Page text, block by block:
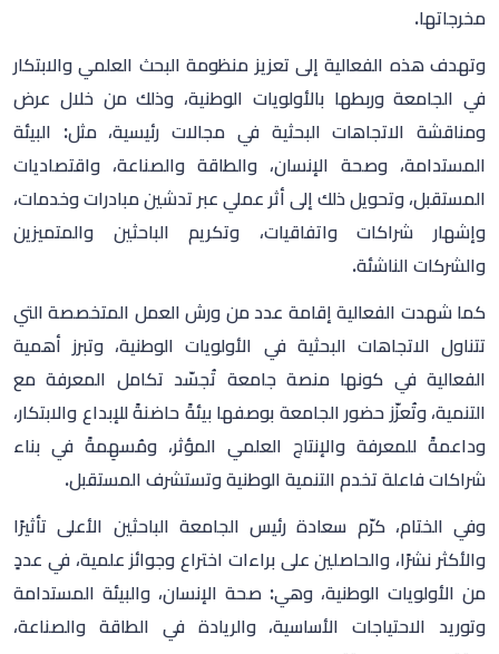
مخرجاتها.
وتهدف هذه الفعالية إلى تعزيز منظومة البحث العلمي والابتكار
في الجامعة وربطها بالأولويات الوطنية، وذلك من خلال عرض
ومناقشة الاتجاهات البحثية في مجالات رئيسية، مثل: البيئة
المستدامة، وصحة الإنسان، والطاقة والصناعة، واقتصاديات
المستقبل، وتحويل ذلك إلى أثر عملي عبر تدشين مبادرات وخدمات،
وإشهار شراكات واتفاقيات، وتكريم الباحثين والمتميزين
والشركات الناشئة.
كما شهدت الفعالية إقامة عدد من ورش العمل المتخصصة التي
تتناول الاتجاهات البحثية في الأولويات الوطنية، وتبرز أهمية
الفعالية في كونها منصة جامعة تُجسّد تكامل المعرفة مع
التنمية، وتُعزّز حضور الجامعة بوصفها بيئةً حاضنةً للإبداع والابتكار،
وداعمةً للمعرفة والإنتاج العلمي المؤثر، ومُسهِمةً في بناء
شراكات فاعلة تخدم التنمية الوطنية وتستشرف المستقبل.
وفي الختام، كرّم سعادة رئيس الجامعة الباحثين الأعلى تأثيرًا
والأكثر نشرًا، والحاصلين على براءات اختراع وجوائز علمية، في عددٍ
من الأولويات الوطنية، وهي: صحة الإنسان، والبيئة المستدامة
وتوريد الاحتياجات الأساسية، والريادة في الطاقة والصناعة،